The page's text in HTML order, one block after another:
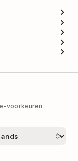
voorkeuren